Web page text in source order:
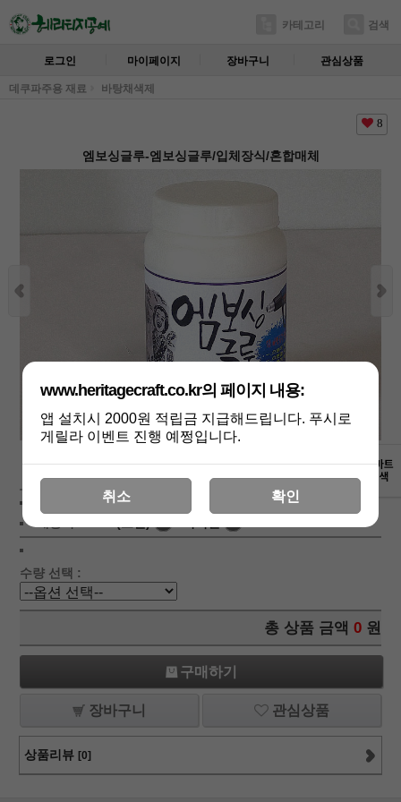
카테고리 검색
로그인 마이페이지 장바구니 관심상품
데쿠파주용 재료 바탕채색제
8
엠보싱글루-엠보싱글루/입체장식/혼합매체
상세보기
8,800
수량 선택 :
총 상품 금액 0 원
구매하기
장바구니 관심상품
상품리뷰 [0]
www.heritagecraft.co.kr의 페이지 내용:
앱 설치시 2000원 적립금 지급해드립니다. 푸시로
게릴라 이벤트 진행 예쩡입니다.
취소 확인